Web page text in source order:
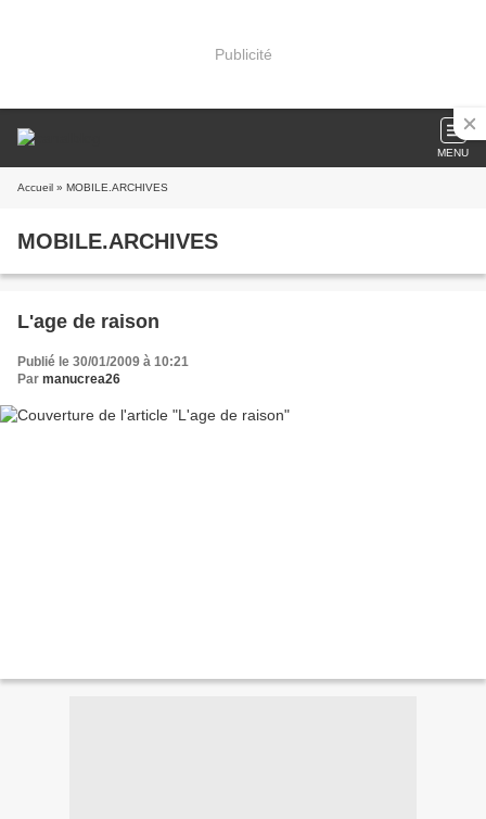
Publicité
MENU
Accueil » MOBILE.ARCHIVES
MOBILE.ARCHIVES
L'age de raison
Publié le 30/01/2009 à 10:21
Par manucrea26